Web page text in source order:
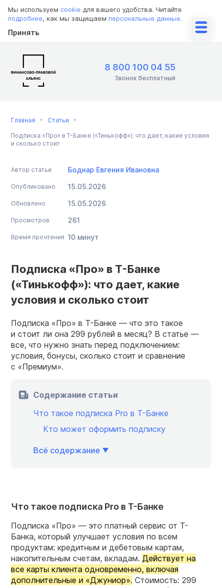
Мы используем cookie для вашего удобства. Читайте
подробнее, как мы защищаем персональные данные.
Принять
8 800 100 04 55
Звонок бесплатный
Главная Статьи
Подписка «Про» в Т-Банке («Тинькофф»): что дает, какие условия
и сколько стоит
Автор статьи Боднар Евгения Ивановна
Опубликовано 15.05.2026
Обновлено 15.05.2026
Просмотров 261
Время прочтения 10 минут
Подписка «Про» в Т-Банке
(«Тинькофф»): что дает, какие
условия и сколько стоит
Подписка «Про» в Т-Банке — что это такое
и стоит ли она 299 рублей в месяц? В статье —
все, что нужно знать перед подключением:
условия, бонусы, сколько стоит и сравнение
с «Премиум».
Содержание статьи
Что такое подписка Pro в Т-Банке
Кто может оформить подписку
Всё содержание
Что такое подписка Pro в Т-Банке
Подписка «Про» — это платный сервис от Т-
Банка, который улучшает условия по всем
продуктам: кредитным и дебетовым картам,
накопительным счетам, вкладам. Действует на
все карты клиента одновременно, включая
дополнительные и «Джуниор». Стоимость: 299